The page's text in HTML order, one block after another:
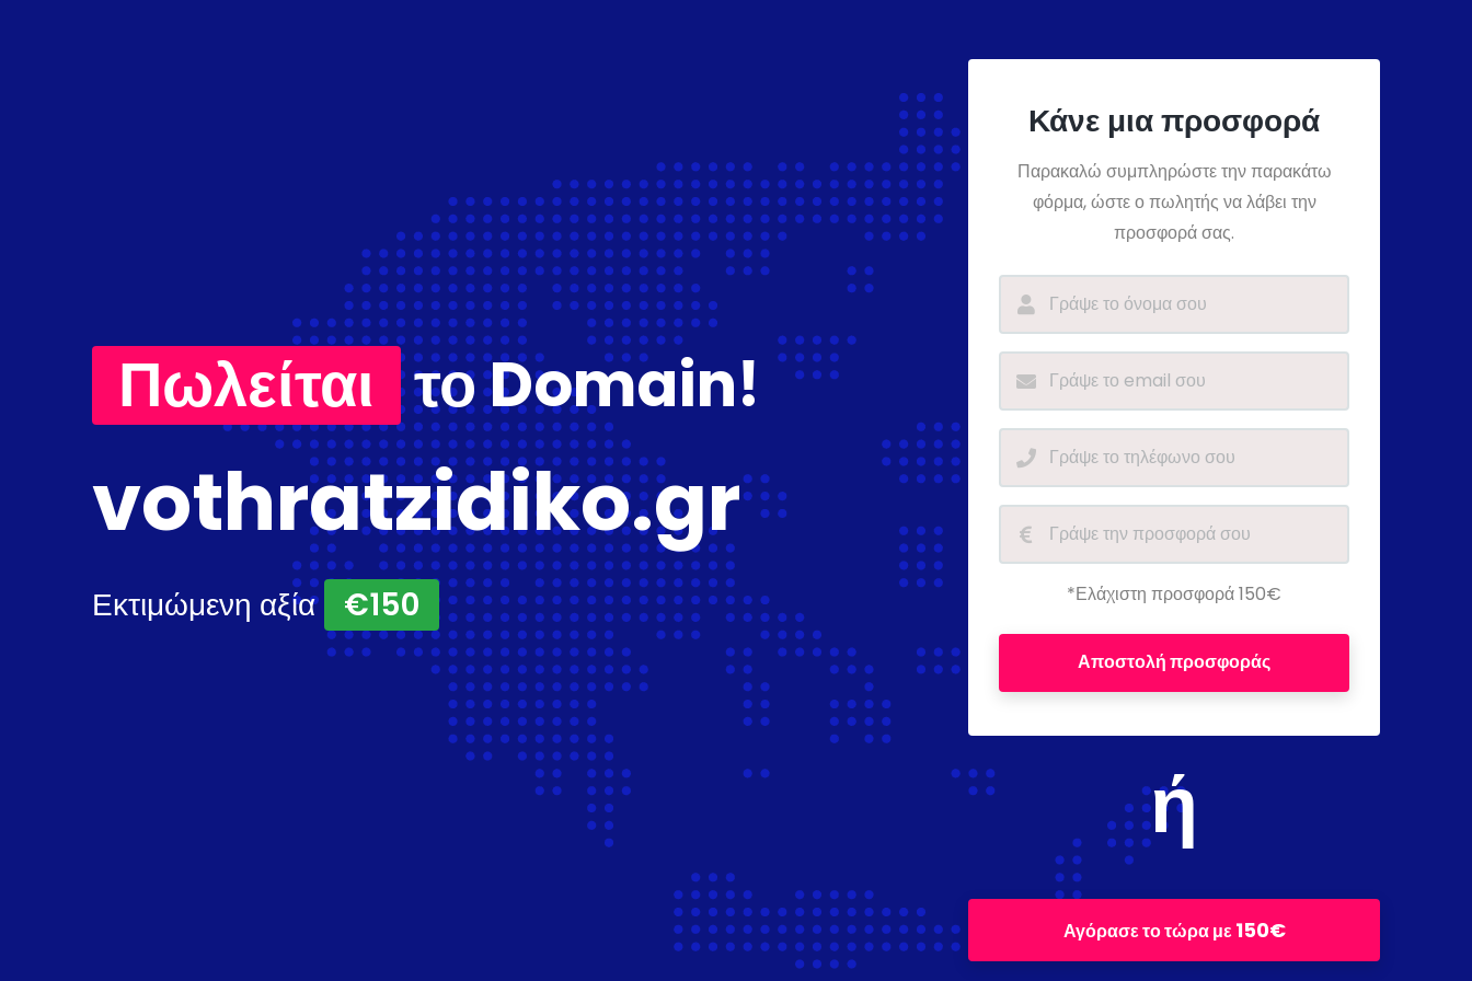
Πωλείται το Domain!
vothratzidiko.gr
Εκτιμώμενη αξία €150
Κάνε μια προσφορά
Παρακαλώ συμπληρώστε την παρακάτω
φόρμα, ώστε ο πωλητής να λάβει την
προσφορά σας.
*Ελάχιστη προσφορά 150€
Αποστολή προσφοράς
ή
Αγόρασε το τώρα με150€